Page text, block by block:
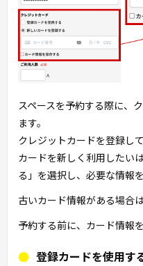
スペースを予約する際に、
ます。
クレジットカードを登録し
カードを新しく利用したい
る」を選択し、必要な情報
古いカード情報がある場合
予約する前に、カード情報
登録カードを使用す